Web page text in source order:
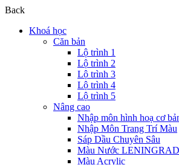
Back
Khoá học
Căn bản
Lộ trình 1
Lộ trình 2
Lộ trình 3
Lộ trình 4
Lộ trình 5
Nâng cao
Nhập môn hình hoạ cơ
Nhập Môn Trang Trí Màu
Sáp Dầu Chuyên Sâu
Màu Nước LENINGRAD
Màu Acrylic